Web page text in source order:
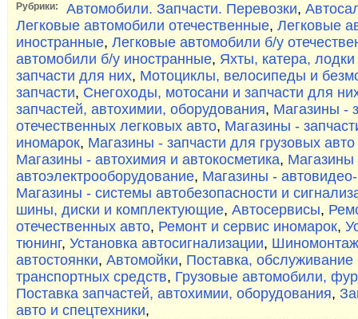
Рубрики: Автомобили. Запчасти. Перевозки,
Легковые автомобили отечественные, Легковые
иностранные, Легковые автомобили б/у
автомобили б/у иностранные, Яхты, катера,
запчасти для них, Мотоциклы, велосипеды и
запчасти, Снегоходы, мотосани и запчасти для
запчастей, автохимии, оборудования, Магазины -
отечественных легковых авто, Магазины -
иномарок, Магазины - запчасти для грузовых
Магазины - автохимия и автокосметика, Магазины
автоэлектрооборудование, Магазины -
Магазины - системы автобезопасности и
шины, диски и комплектующие, Автосервисы,
отечественных авто, Ремонт и сервис иномарок,
тюнинг, Установка автосигнализации, Шиномонтаж
автостоянки, Автомойки, Поставка, обслуживание
транспортных средств, Грузовые автомобили,
Поставка запчастей, автохимии, оборудования,
авто и спецтехники,